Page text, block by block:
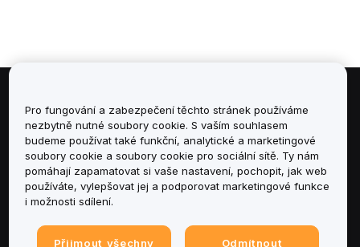
Informace
Služby
podpora
Pro fungování a zabezpečení těchto stránek používáme
nezbytně nutné soubory cookie. S vaším souhlasem
budeme používat také funkční, analytické a marketingové
soubory cookie a soubory cookie pro sociální sítě. Ty nám
pomáhají zapamatovat si vaše nastavení, pochopit, jak web
používáte, vylepšovat jej a podporovat marketingové funkce
i možnosti sdílení.
Přijmout všechny Odmítnout